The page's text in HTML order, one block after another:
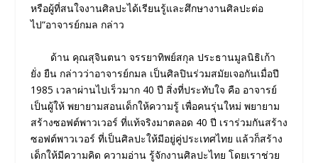
หรือผู้ที่สนใจงานศิลปะได้เรียนรู้และศึกษางานศิลปะต่อ
ไป“อาจารย์กมล กล่าว
ด้าน คุณสุจินตนา จรรยาทิพย์สกุล ประธานมูลนิธิเก้า
ยั่ง ยืน กล่าวว่าอาจารย์กมล เป็นศิลปินร่วมสมัยเจอกันเมื่อปี
1985 เวลาผ่านไปเร็วมาก 40 ปี สิ่งที่ประทับใจ คือ อาจารย์
เป็นผู้ให้ พยายามสอนเด็กให้ความรู้ เพื่อคนรุ่นใหม่ พยายาม
สร้างซอฟต์พาวเวอร์ ที่แท้จริงมาตลอด 40 ปี เราร่วมกันสร้าง
ซอฟต์พาวเวอร์ ที่เป็นศิลปะให้มีอยู่คู่ประเทศไทย แล้วก็สร้าง
เด็กให้มีความคิด ความอ่าน รู้จักงานศิลปะไทย โดยเราช่วย